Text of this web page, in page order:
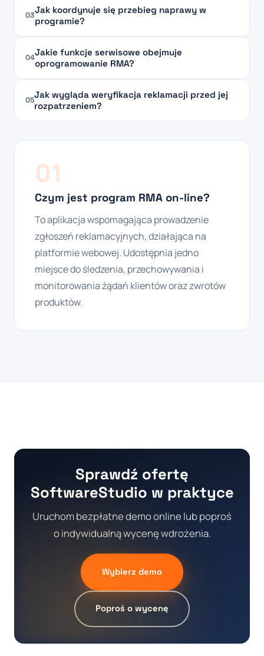
03Jak koordynuje się przebieg naprawy w
programie?
04Jakie funkcje serwisowe obejmuje
oprogramowanie RMA?
05Jak wygląda weryfikacja reklamacji przed jej
rozpatrzeniem?
01
Czym jest program RMA on-line?
To aplikacja wspomagająca prowadzenie
zgłoszeń reklamacyjnych, działająca na
platformie webowej. Udostępnia jedno
miejsce do śledzenia, przechowywania i
monitorowania żądań klientów oraz zwrotów
produktów.
Sprawdź ofertę
SoftwareStudio w praktyce
Uruchom bezpłatne demo online lub poproś
o indywidualną wycenę wdrożenia.
Wybierz demo
Poproś o wycenę